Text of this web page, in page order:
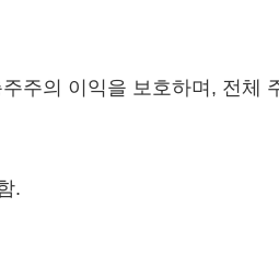
주의 이익을 보호하며, 전체
.